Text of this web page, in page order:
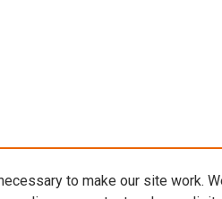
to make our site work.